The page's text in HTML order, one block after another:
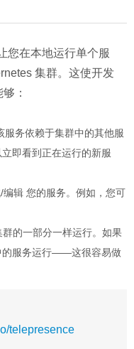
您在本地运行单个服
集群。这使开发
：
服务依赖于集群中的其他服
即看到正在运行的新服
辑 您的服务。例如，您可
的一部分一样运行。如果
的服务运行——这很容易做
telepresence